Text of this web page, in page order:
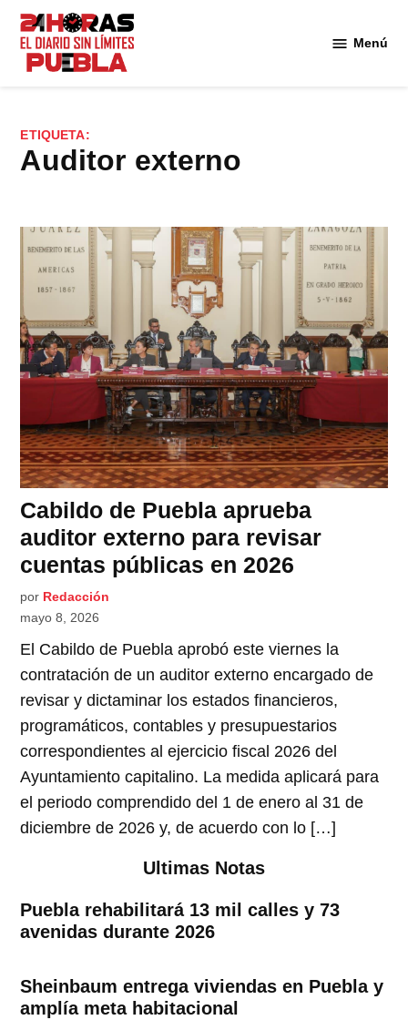
Saltar
contenido
Menú
ETIQUETA:
Auditor externo
Cabildo de Puebla aprueba
auditor externo para revisar
cuentas públicas en 2026
por Redacción
mayo 8, 2026
El Cabildo de Puebla aprobó este viernes la
contratación de un auditor externo encargado de
revisar y dictaminar los estados financieros,
programáticos, contables y presupuestarios
correspondientes al ejercicio fiscal 2026 del
Ayuntamiento capitalino. La medida aplicará para
el periodo comprendido del 1 de enero al 31 de
diciembre de 2026 y, de acuerdo con lo […]
Ultimas Notas
Puebla rehabilitará 13 mil calles y 73
avenidas durante 2026
Sheinbaum entrega viviendas en Puebla y
amplía meta habitacional